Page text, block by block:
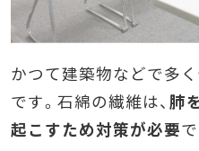
かつて建築物などで多
です。石綿の繊維は、 肺
起こすため対策が必要で